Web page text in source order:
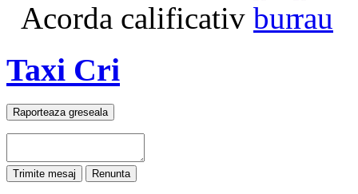
Acorda calificativ
Taxi Cri